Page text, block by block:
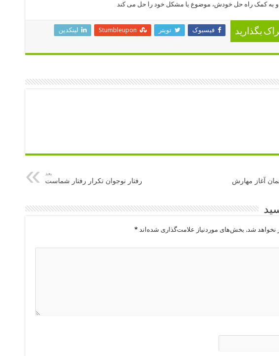
به کمک راه حل خودش، موضوع یا مشکل خود را حل می کند
بگذارید فیسبوک تویتر Stumbleupon
لینکدین
آغاز مهارش
بعد
رفتار نوجوان تکرار رفتار شماست
نخواهد شد. بخش‌های موردنیاز علامت‌گذاری شده‌اند *